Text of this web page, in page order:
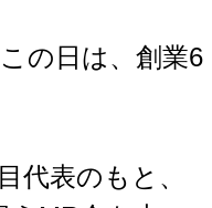
の日は、創業6
代表のもと、